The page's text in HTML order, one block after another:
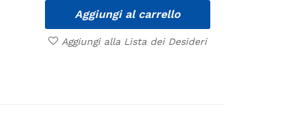
Aggiungi al carrello
Aggiungi alla Lista dei Desideri